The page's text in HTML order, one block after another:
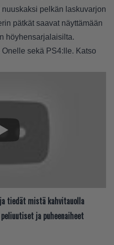
pelkän laskuvarjon
pätkät saavat näyttämään
höyhensarjalaisilta.
sekä PS4:lle. Katso
tiedät mistä kahvitauolla
ja puheenaiheet